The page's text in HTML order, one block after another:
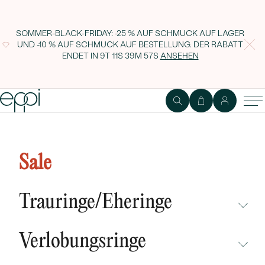
SOMMER-BLACK-FRIDAY: -25 % AUF SCHMUCK AUF LAGER
UND -10 % AUF SCHMUCK AUF BESTELLUNG. DER RABATT
ENDET IN 9T 11S 39M 56SANSEHEN
Sale
Trauringe/Eheringe
NEUHEITEN
Verlobungsringe
Diamanten Seir